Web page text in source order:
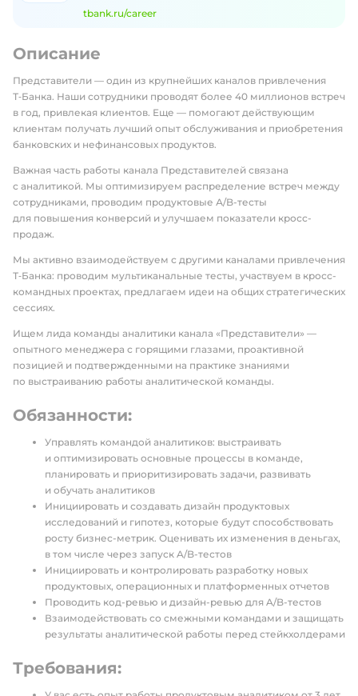
tbank.ru/career
Описание
Представители — один из крупнейших каналов привлечения
Т‑Банка. Наши сотрудники проводят более 40 миллионов встреч
в год, привлекая клиентов. Еще — помогают действующим
клиентам получать лучший опыт обслуживания и приобретения
банковских и нефинансовых продуктов.
Важная часть работы канала Представителей связана
с аналитикой. Мы оптимизируем распределение встреч между
сотрудниками, проводим продуктовые А/B-тесты
для повышения конверсий и улучшаем показатели кросс-
продаж.
Мы активно взаимодействуем с другими каналами привлечения
Т‑Банка: проводим мультиканальные тесты, участвуем в кросс-
командных проектах, предлагаем идеи на общих стратегических
сессиях.
Ищем лида команды аналитики канала «Представители» —
опытного менеджера с горящими глазами, проактивной
позицией и подтвержденными на практике знаниями
по выстраиванию работы аналитической команды.
Обязанности:
Управлять командой аналитиков: выстраивать
и оптимизировать основные процессы в команде,
планировать и приоритизировать задачи, развивать
и обучать аналитиков
Инициировать и создавать дизайн продуктовых
исследований и гипотез, которые будут способствовать
росту бизнес-метрик. Оценивать их изменения в деньгах,
в том числе через запуск A/B-тестов
Инициировать и контролировать разработку новых
продуктовых, операционных и платформенных отчетов
Проводить код-ревью и дизайн-ревью для A/B-тестов
Взаимодействовать со смежными командами и защищать
результаты аналитической работы перед стейкхолдерами
Требования: